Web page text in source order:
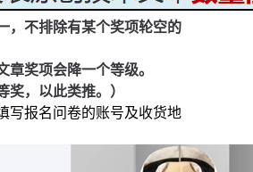
，不排除有某个奖项轮空的
奖项会降一个等级。
，以此类推。）
写报名问卷的账号及收货地